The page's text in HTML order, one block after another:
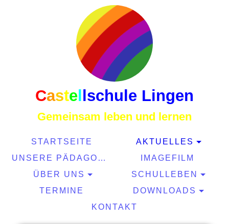
Castel schule Lingen
Gemeinsam leben und lernen
STARTSEITE
AKTUELLES
UNSERE PÄDAGOGIK
IMAGEFILM
ÜBER UNS
SCHULLEBEN
TERMINE
DOWNLOADS
KONTAKT